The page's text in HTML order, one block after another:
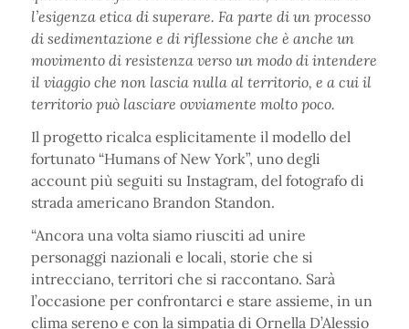
l’esigenza etica di superare. Fa parte di un processo
di sedimentazione e di riflessione che è anche un
movimento di resistenza verso un modo di intendere
il viaggio che non lascia nulla al territorio, e a cui il
territorio può lasciare ovviamente molto poco.
Il progetto ricalca esplicitamente il modello del
fortunato “Humans of New York”, uno degli
account più seguiti su Instagram, del fotografo di
strada americano Brandon Standon.
“Ancora una volta siamo riusciti ad unire
personaggi nazionali e locali, storie che si
intrecciano, territori che si raccontano. Sarà
l’occasione per confrontarci e stare assieme, in un
clima sereno e con la simpatia di Ornella D’Alessio